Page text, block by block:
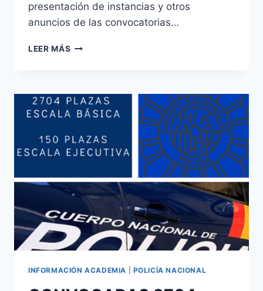
presentación de instancias y otros
anuncios de las convocatorias…
LEER MÁS POLICÍA
PLAZAS
CONVOCADAS:
MANISES
LA
VALL
´UIXÓ
;
TORREBLANCA
INFORMACIÓN ACADEMIA POLICÍA NACIONAL